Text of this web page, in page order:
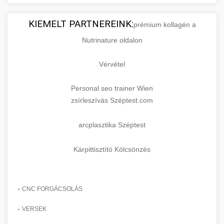
KIEMELT PARTNEREINK:prémium kollagén a
Nutrinature oldalon
Vérvétel
Personal seo trainer Wien
zsírleszívás Széptest.com
arcplasztika Széptest
Kárpittisztító Kölcsönzés
- CNC FORGÁCSOLÁS
- VERSEK